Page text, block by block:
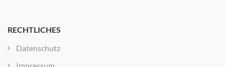
RECHTLICHES
Datenschutz